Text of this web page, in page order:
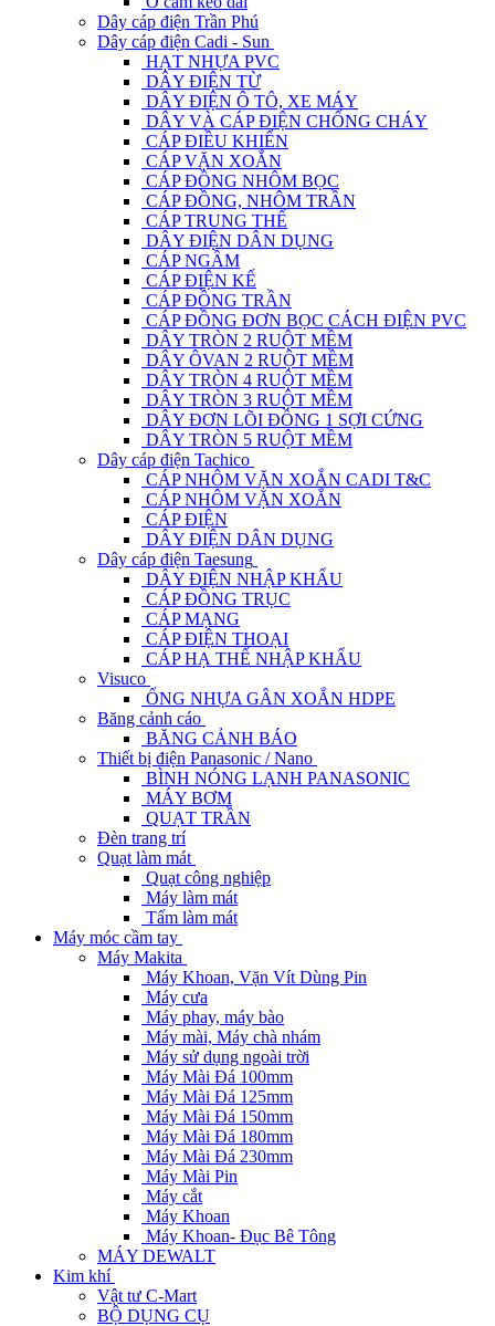
Dây cáp điện Trần Phú
Dây cáp điện Cadi - Sun
HẠT NHỰA PVC
DÂY ĐIỆN TỪ
DÂY ĐIỆN Ô TÔ, XE MÁY
DÂY VÀ CÁP ĐIỆN CHỐNG CHÁY
CÁP ĐIỀU KHIỂN
CÁP VẶN XOẮN
CÁP ĐỒNG NHÔM BỌC
CÁP ĐỒNG, NHÔM TRẦN
CÁP TRUNG THẾ
DÂY ĐIỆN DÂN DỤNG
CÁP NGẦM
CÁP ĐIỆN KẾ
CÁP ĐỒNG TRẦN
CÁP ĐỒNG ĐƠN BỌC CÁCH ĐIỆN PVC
DÂY TRÒN 2 RUỘT MỀM
DÂY ÔVAN 2 RUỘT MỀM
DÂY TRÒN 4 RUỘT MỀM
DÂY TRÒN 3 RUỘT MỀM
DÂY ĐƠN LÕI ĐỒNG 1 SỢI CỨNG
DÂY TRÒN 5 RUỘT MỀM
Dây cáp điện Tachico
CÁP NHÔM VẶN XOẮN CADI T&C
CÁP NHÔM VẶN XOẮN
CÁP ĐIỆN
DÂY ĐIỆN DÂN DỤNG
Dây cáp điện Taesung
DÂY ĐIỆN NHẬP KHẨU
CÁP ĐỒNG TRỤC
CÁP MẠNG
CÁP ĐIỆN THOẠI
CÁP HẠ THẾ NHẬP KHẨU
Visuco
ỐNG NHỰA GÂN XOẮN HDPE
Băng cảnh cáo
BĂNG CẢNH BÁO
Thiết bị điện Panasonic / Nano
BÌNH NÓNG LẠNH PANASONIC
MÁY BƠM
QUẠT TRẦN
Đèn trang trí
Quạt làm mát
Quạt công nghiệp
Máy làm mát
Tấm làm mát
Máy móc cầm tay
Máy Makita
Máy Khoan, Vặn Vít Dùng Pin
Máy cưa
Máy phay, máy bào
Máy mài, Máy chà nhám
Máy sử dụng ngoài trời
Máy Mài Đá 100mm
Máy Mài Đá 125mm
Máy Mài Đá 150mm
Máy Mài Đá 180mm
Máy Mài Đá 230mm
Máy Mài Pin
Máy cắt
Máy Khoan
Máy Khoan- Đục Bê Tông
MÁY DEWALT
Kim khí
Vật tư C-Mart
BỘ DỤNG CỤ